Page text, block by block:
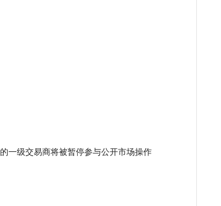
一级交易商将被暂停参与公开市场操作